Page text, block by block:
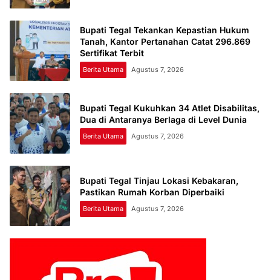
Bupati Tegal Tekankan Kepastian Hukum
Tanah, Kantor Pertanahan Catat 296.869
Sertifikat Terbit
Berita Utama Agustus 7, 2026
Bupati Tegal Kukuhkan 34 Atlet Disabilitas,
Dua di Antaranya Berlaga di Level Dunia
Berita Utama Agustus 7, 2026
Bupati Tegal Tinjau Lokasi Kebakaran,
Pastikan Rumah Korban Diperbaiki
Berita Utama Agustus 7, 2026